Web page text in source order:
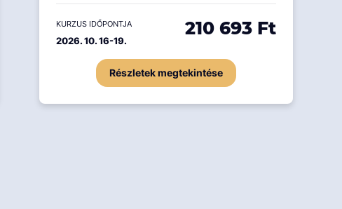
KURZUS IDŐPONTJA
2026. 10. 16-19.
210 693 Ft
Részletek megtekintése